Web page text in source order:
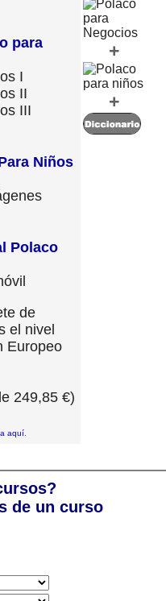
para
I
II
III
Niños
Polaco
de
el nivel
Europeo
249,85 €)
aquí
+
+
de un curso